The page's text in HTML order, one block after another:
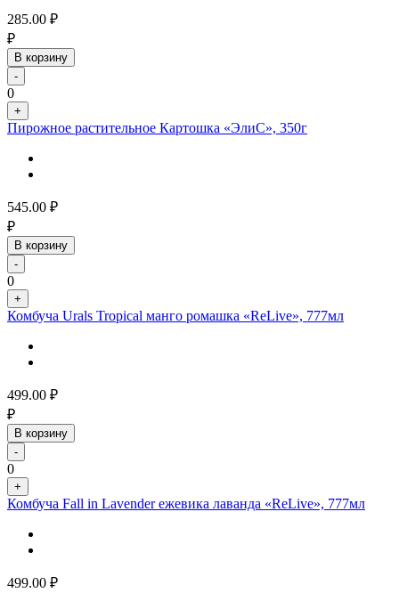
285.00 ₽
₽
В корзину
-
0
+
Пирожное растительное Картошка «ЭлиС», 350г
545.00 ₽
₽
В корзину
-
0
+
Комбуча Urals Tropical манго ромашка «ReLive», 777мл
499.00 ₽
₽
В корзину
-
0
+
Комбуча Fall in Lavender ежевика лаванда «ReLive», 777мл
499.00 ₽